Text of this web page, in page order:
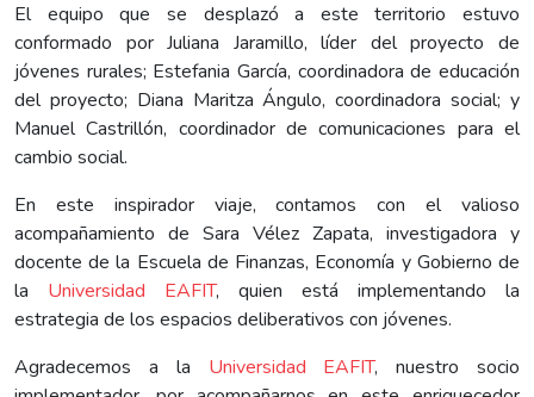
El equipo que se desplazó a este territorio estuvo
conformado por Juliana Jaramillo, líder del proyecto de
jóvenes rurales; Estefania García, coordinadora de educación
del proyecto; Diana Maritza Ángulo, coordinadora social; y
Manuel Castrillón, coordinador de comunicaciones para el
cambio social.
En este inspirador viaje, contamos con el valioso
acompañamiento de Sara Vélez Zapata, investigadora y
docente de la Escuela de Finanzas, Economía y Gobierno de
la Universidad EAFIT, quien está implementando la
estrategia de los espacios deliberativos con jóvenes.
Agradecemos a la Universidad EAFIT, nuestro socio